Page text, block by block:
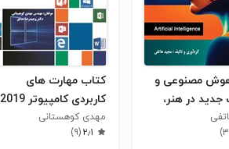
مصنوعی و
جدید در هنر،
نقاشی
۳)
کتاب مهارت های
کاربردی کامپیوتر 2019
ICDL (سطح یک)
مهدی کوهستانی
۲٫۱(۹)